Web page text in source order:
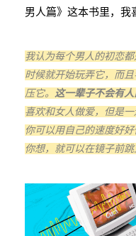
男人篇》这本书里，我
我认为每个男人的初恋
时候就开始玩弄它，而
压它。
这一辈子不会有
喜欢和女人做爱，但是
你可以用自己的速度好
你想，就可以在镜子前跳